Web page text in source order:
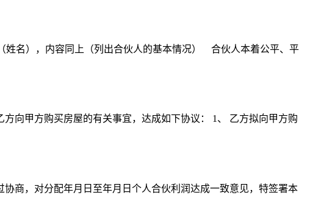
名），内容同上（列出合伙人的基本情况） 合伙人本着公平、平
甲方购买房屋的有关事宜，达成如下协议： 1、 乙方拟向甲方购
，对分配年月日至年月日个人合伙利润达成一致意见，特签署本